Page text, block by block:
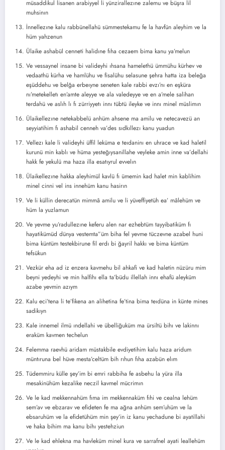
müsaddikul lisanen arabiyyel li yünzirallezıne zalemu ve büşra lil
muhsinın
İnnellezıne kalu rabbünellahü sümmestekamu fe la havfün aleyhim ve la
hüm yahzenun
Ülaike ashabül cenneti halidıne fıha cezaem bima kanu ya’melun
Ve vessaynel insane bi valideyhi ıhsana hamelethü ümmühu kürhev ve
vedaathü kürha ve hamlühu ve fisalühu selasune şehra hatta iza beleğa
eşüddehu ve belğa erbeıyne seneten kale rabbi evzı’nı en eşküra
nı’metekelletı en’amte aleyye ve ala valedeyye ve en a’mele salihan
terdahü ve aslıh lı fı zürriyyetı innı tübtü ileyke ve innı minel müslimın
Ülaikellezıne netekabbelü anhüm ahsene ma amilu ve netecavezü an
seyyiatihim fı ashabil cenneh va’des sıdkıllezı kanu yuadun
Vellezı kale li valideyhi üffil leküma e teıdaninı en uhrace ve kad haletil
kurunü min kablı ve hüma yesteğıysanillahe veyleke amin inne va’dellahi
hakk fe yekulü ma haza illa esatıyrul evvelın
Ülaikellezıne hakka aleyhimül kavlü fı ümemin kad halet min kablihim
minel cinni vel ins innehüm kanu hasirın
Ve li küllin derecatün mimmâ amilu ve li yüveffiyetüh ea’ mâlehüm ve
hüm la yuzlamun
Ve yevme yu’radullezıne keferu alen nar ezhebtüm tayyibatiküm fı
hayatikümüd dünya vestemta”üm biha fel yevme tüczevne azabel huni
bima küntüm testekbirune fil erdı bi ğayril hakkı ve bima küntüm
tefsükun
Vezkür eha ad iz enzera kavmehu bil ahkafi ve kad haletin nüzüru mim
beyni yedeyhi ve min halfihı ella ta’büdu illellah innı ehafü aleyküm
azabe yevmin azıym
Kalu eci’tena li te’fikena an alihetina fe’tina bima teıdüna in künte mines
sadikıyn
Kale innemel ilmü ındellahi ve übelliğuküm ma ürsiltü bihı ve lakinnı
eraküm kavmen techelun
Felemma raevhü aridam müstakbile evdiyetihim kalu haza aridum
müntıruna bel hüve mesta’celtüm bih rıhun fıha azabün elım
Tüdemmiru külle şey’im bi emri rabbiha fe asbehu la yüra illa
mesakinühüm kezalike neczil kavmel mücrimın
Ve le kad mekkennahüm fıma im mekkennaküm fıhi ve cealna lehüm
sem’av ve ebzarav ve efideten fe ma ağna anhüm sem’uhüm ve la
ebsaruhüm ve la efidetühüm min şey’in iz kanu yechadune bi ayatillahi
ve haka bihim ma kanu bihı yestehziun
Ve le kad ehlekna ma havleküm minel kura ve sarrafnel ayati leallehüm